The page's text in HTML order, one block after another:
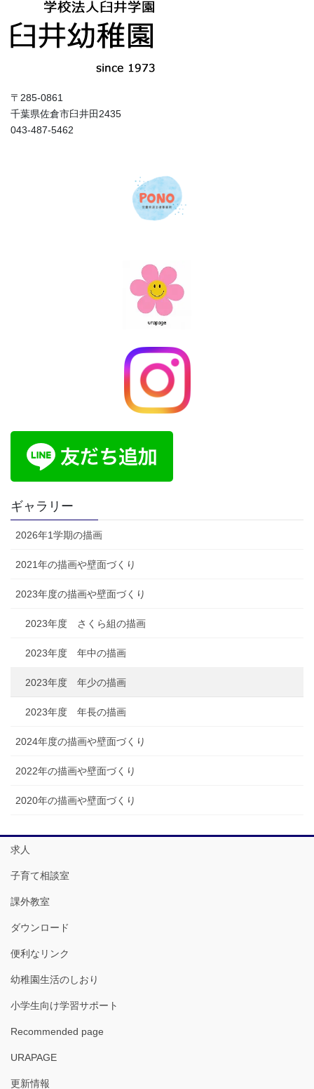
〒285-0861
千葉県佐倉市臼井田2435
043-487-5462
ギャラリー
2026年1学期の描画
2021年の描画や壁面づくり
2023年度の描画や壁面づくり
2023年度 さくら組の描画
2023年度 年中の描画
2023年度 年少の描画
2023年度 年長の描画
2024年度の描画や壁面づくり
2022年の描画や壁面づくり
2020年の描画や壁面づくり
求人
子育て相談室
課外教室
ダウンロード
便利なリンク
幼稚園生活のしおり
小学生向け学習サポート
Recommended page
URAPAGE
更新情報